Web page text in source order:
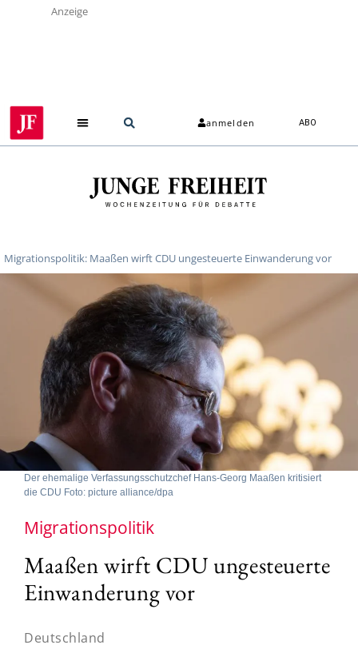
Anzeige
anmelden ABO
Migrationspolitik: Maaßen wirft CDU ungesteuerte Einwanderung vor
Der ehemalige Verfassungsschutzchef Hans-Georg Maaßen kritisiert
die CDU Foto: picture alliance/dpa
Migrationspolitik
Maaßen wirft CDU ungesteuerte
Einwanderung vor
Deutschland